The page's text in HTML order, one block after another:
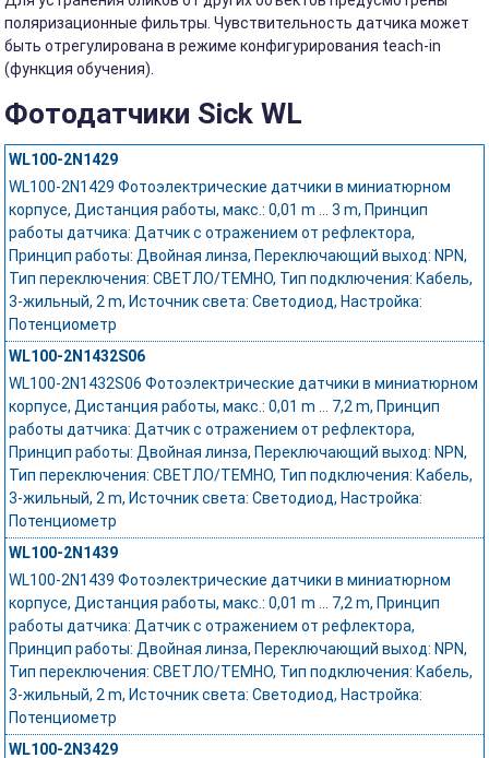
поляризационные фильтры. Чувствительность датчика может
быть отрегулирована в режиме конфигурирования teach-in
(функция обучения).
Фотодатчики Sick WL
WL100-2N1429
WL100-2N1429 Фотоэлектрические датчики в миниатюрном
корпусе, Дистанция работы, макс.: 0,01 m ... 3 m, Принцип
работы датчика: Датчик с отражением от рефлектора,
Принцип работы: Двойная линза, Переключающий выход: NPN,
Тип переключения: СВЕТЛО/ТЕМНО, Тип подключения: Кабель,
3-жильный, 2 m, Источник света: Светодиод, Настройка:
Потенциометр
WL100-2N1432S06
WL100-2N1432S06 Фотоэлектрические датчики в миниатюрном
корпусе, Дистанция работы, макс.: 0,01 m ... 7,2 m, Принцип
работы датчика: Датчик с отражением от рефлектора,
Принцип работы: Двойная линза, Переключающий выход: NPN,
Тип переключения: СВЕТЛО/ТЕМНО, Тип подключения: Кабель,
3-жильный, 2 m, Источник света: Светодиод, Настройка:
Потенциометр
WL100-2N1439
WL100-2N1439 Фотоэлектрические датчики в миниатюрном
корпусе, Дистанция работы, макс.: 0,01 m ... 7,2 m, Принцип
работы датчика: Датчик с отражением от рефлектора,
Принцип работы: Двойная линза, Переключающий выход: NPN,
Тип переключения: СВЕТЛО/ТЕМНО, Тип подключения: Кабель,
3-жильный, 2 m, Источник света: Светодиод, Настройка:
Потенциометр
WL100-2N3429